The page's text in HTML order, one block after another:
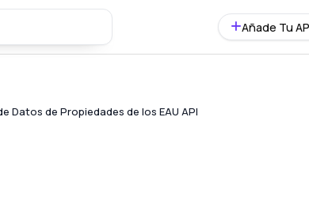
Añade Tu
Datos de Propiedades de los EAU API